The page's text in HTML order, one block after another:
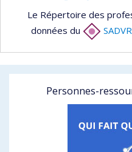
Le Répertoire des
données du
SADVR
Personnes-